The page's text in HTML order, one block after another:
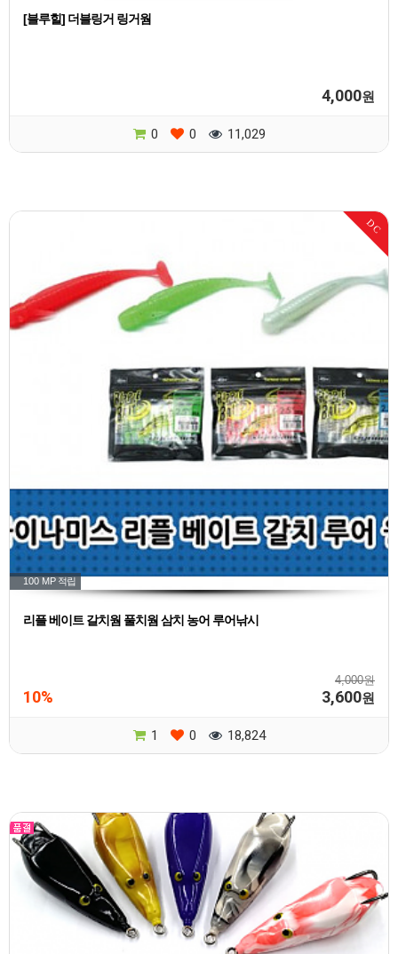
[블루힐] 더블링거 링거웜
4,000원
0 0 11,029
DC
100 MP 적립
리플 베이트 갈치웜 풀치웜 삼치 농어 루어낚시
4,000원
10% 3,600원
1 0 18,824